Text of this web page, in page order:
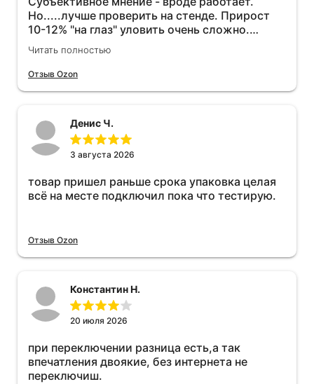
Но.....лучше проверить на стенде. Прирост
10-12% "на глаз" уловить очень сложно.
Покатаюсь, потом отключу и посмотрю, что
будет 😁.
Читать полностью
Отзыв Ozon
Денис Ч.
3 августа 2026
товар пришел раньше срока упаковка целая
всё на месте подключил пока что тестирую.
Отзыв Ozon
Константин Н.
20 июля 2026
при переключении разница есть,а так
впечатления двоякие, без интернета не
переключиш.